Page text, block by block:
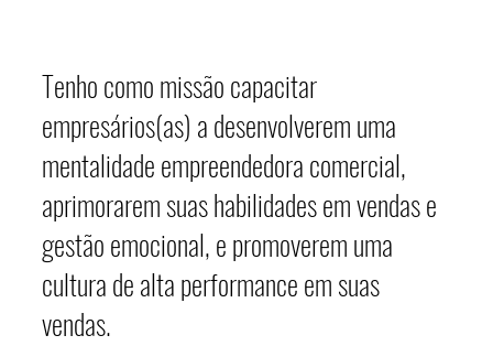
Tenho como missão capacitar
empresários(as) a desenvolverem uma
mentalidade empreendedora comercial,
aprimorarem suas habilidades em vendas e
gestão emocional, e promoverem uma
cultura de alta performance em suas
vendas.